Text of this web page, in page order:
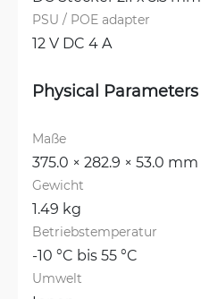
PSU / POE adapter
12 V DC 4 A
Physical Parameters
Maße
375.0 × 282.9 × 53.0 mm
Gewicht
1.49 kg
Betriebstemperatur
-10 °C bis 55 °C
Umwelt